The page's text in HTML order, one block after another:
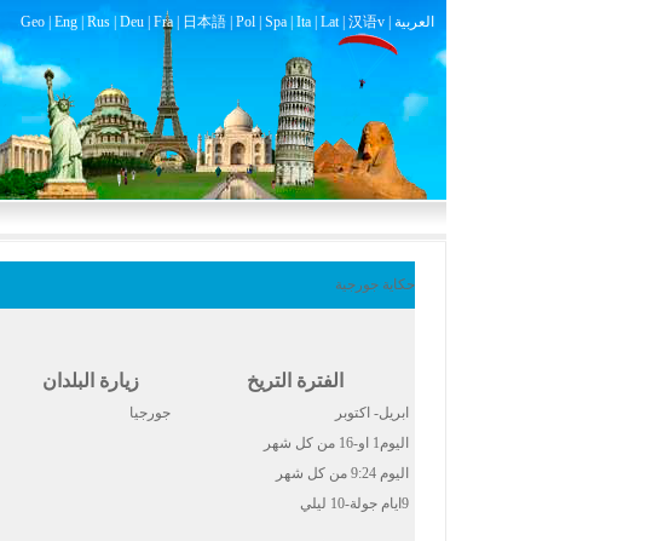
Geo| Eng| Rus| Deu| Fra| 日本語| Pol| Spa| Ita| Lat| 汉语v | العربية
حكاية جورجية
الفترة التريخ زيارة البلدان
ابريل- اكتوبر جورجيا
اليوم1 او-16 من كل شهر
اليوم 9:24 من كل شهر
9ايام جولة-10 ليلي